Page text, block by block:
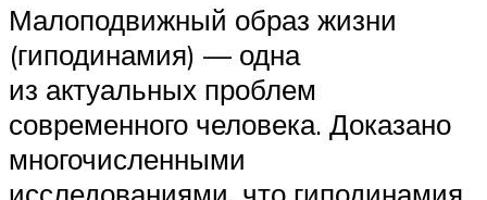
Малоподвижный образ жизни
(гиподинамия) — одна
из актуальных проблем
современного человека. Доказано
многочисленными